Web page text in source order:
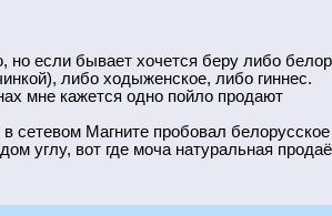
но если бывает хочется беру либо
либо ходыженское, либо гиннес.
мне кажется одно пойло продают
в сетевом Магните пробовал
углу, вот где моча натуральная